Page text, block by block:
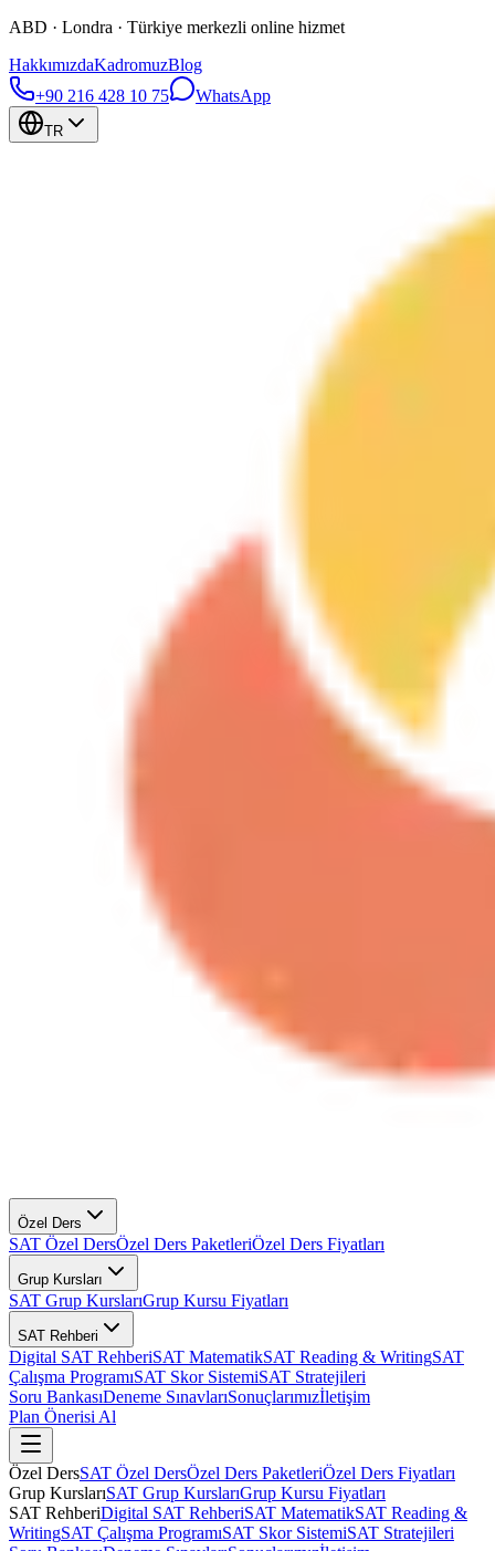
ABD · Londra · Türkiye merkezli online hizmet
HakkımızdaKadromuzBlog
+90 216 428 10 75
WhatsApp
TR
Özel Ders
SAT Özel DersÖzel Ders PaketleriÖzel Ders Fiyatları
Grup Kursları
SAT Grup KurslarıGrup Kursu Fiyatları
SAT Rehberi
Digital SAT RehberiSAT MatematikSAT Reading & WritingSAT
Çalışma ProgramıSAT Skor SistemiSAT Stratejileri
Soru BankasıDeneme SınavlarıSonuçlarımızİletişim
Plan Önerisi Al
Özel DersSAT Özel DersÖzel Ders PaketleriÖzel Ders Fiyatları
Grup KurslarıSAT Grup KurslarıGrup Kursu Fiyatları
SAT RehberiDigital SAT RehberiSAT MatematikSAT Reading &
WritingSAT Çalışma ProgramıSAT Skor SistemiSAT Stratejileri